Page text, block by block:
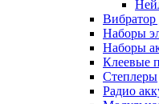
Вибратор
Наборы
Наборы
Клеевые
Степлеры
Радио